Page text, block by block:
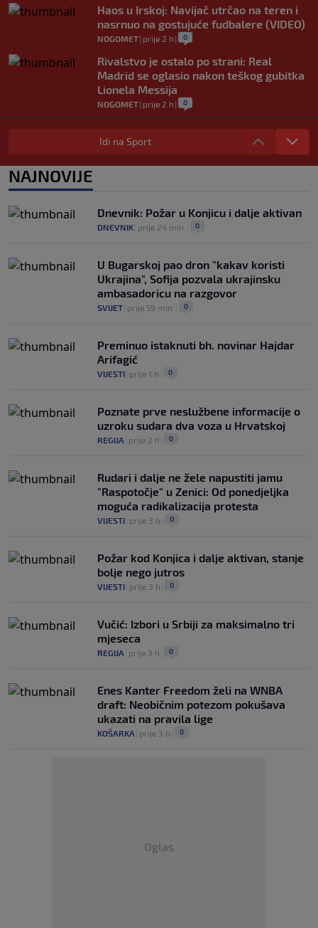
Haos u Irskoj: Navijač utrčao na teren i
nasrnuo na gostujuće fudbalere (VIDEO)
NOGOMET| prije 2 h | 0
Rivalstvo je ostalo po strani: Real
Madrid se oglasio nakon teškog gubitka
Lionela Messija
NOGOMET| prije 2 h | 0
WNBA igračice odgovorile Kanteru
nakon provokacije: "Nećemo biti politički
KOŠARKA|prije 2 h| 0
FIFA-e je vaš novac", danas se suočava s
najvećom krizom
| prije 3 h 0
Idi na Sport
NAJNOVIJE
Dnevnik: Požar u Konjicu i dalje aktivan
DNEVNIK prije 24 min. 0
U Bugarskoj pao dron "kakav koristi
Ukrajina", Sofija pozvala ukrajinsku
ambasadoricu na razgovor
SVIJET prije 59 min. 0
Preminuo istaknuti bh. novinar Hajdar
Arifagić
VIJESTI prije 1 h 0
Poznate prve neslužbene informacije o
uzroku sudara dva voza u Hrvatskoj
REGIJA prije 2 h 0
Rudari i dalje ne žele napustiti jamu
"Raspotočje" u Zenici: Od ponedjeljka
moguća radikalizacija protesta
VIJESTI prije 3 h 0
Požar kod Konjica i dalje aktivan, stanje
bolje nego jutros
VIJESTI prije 3 h 0
Vučić: Izbori u Srbiji za maksimalno tri
mjeseca
REGIJA prije 3 h 0
Enes Kanter Freedom želi na WNBA
draft: Neobičnim potezom pokušava
ukazati na pravila lige
KOŠARKA prije 3 h 0
Oglas